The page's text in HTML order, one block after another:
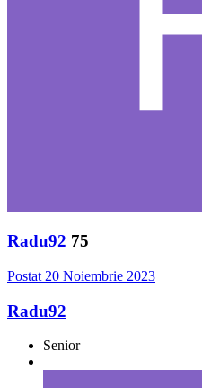
Radu92 75
Postat 20 Noiembrie 2023
Radu92
Senior